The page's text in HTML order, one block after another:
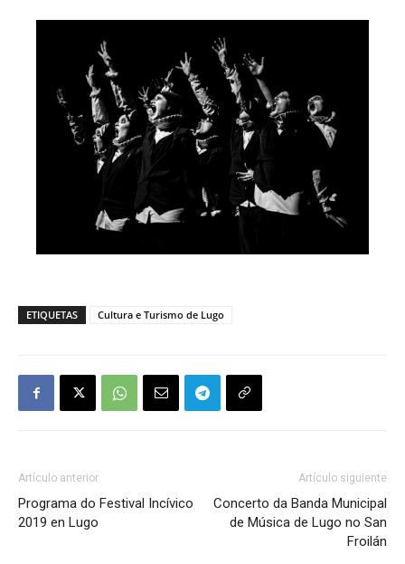
ETIQUETAS Cultura e Turismo de Lugo
Artículo anterior
Programa do Festival Incívico
2019 en Lugo
Artículo siguiente
Concerto da Banda Municipal
de Música de Lugo no San
Froilán